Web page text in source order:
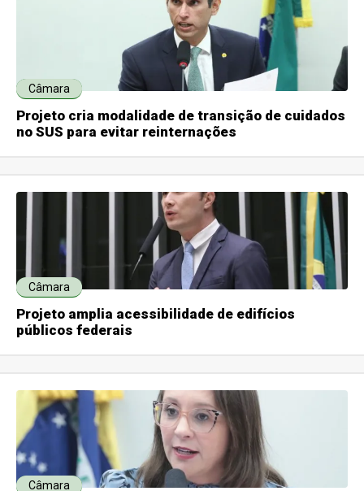
Câmara
Projeto cria modalidade de transição de cuidados
no SUS para evitar reinternações
Câmara
Projeto amplia acessibilidade de edifícios
públicos federais
Câmara